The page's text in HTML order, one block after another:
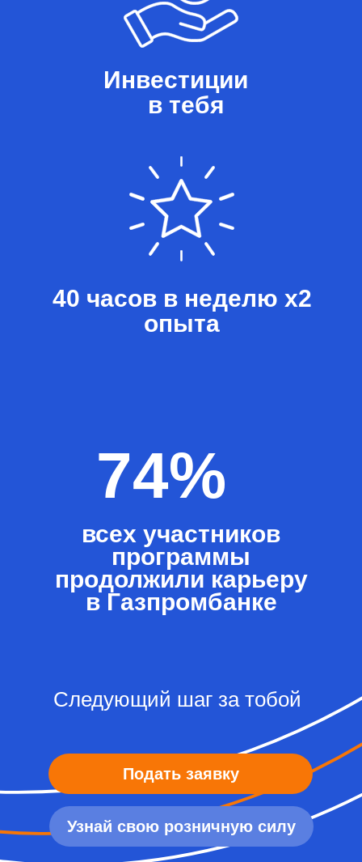
Инвестиции
в тебя
40 часов в неделю х2
опыта
74%
всех участников
программы
продолжили карьеру
в Газпромбанке
Следующий шаг за тобой
Узнай свою розничную силу
Подать заявку